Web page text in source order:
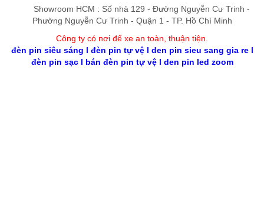
Showroom HCM : Số nhà 129 - Đường Nguyễn Cư Trinh -
Phường Nguyễn Cư Trinh - Quận 1 - TP. Hồ Chí Minh
Công ty có nơi để xe an toàn, thuận tiện
đèn pin siêu sáng l đèn pin tự vệl den pin sieu sang gia rel
đèn pin sạcl bán đèn pin tự vệl den pin led zoom